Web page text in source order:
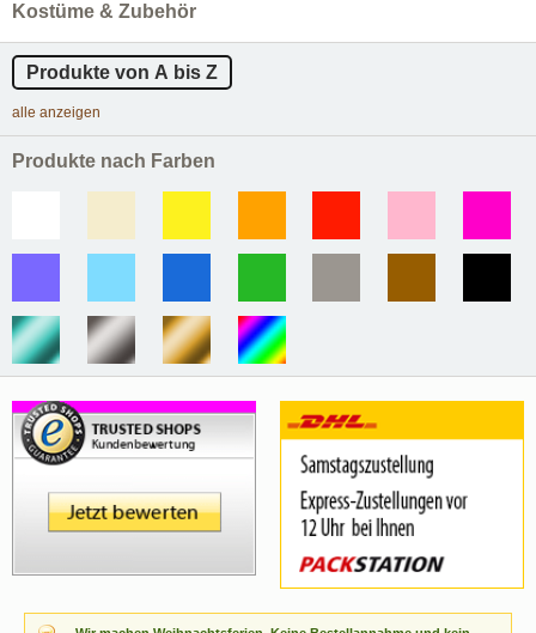
Kostüme & Zubehör
Produkte von A bis Z
alle anzeigen
Produkte nach Farben